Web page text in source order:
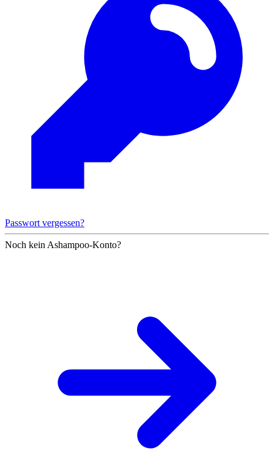
Passwort vergessen?
Noch kein Ashampoo-Konto?